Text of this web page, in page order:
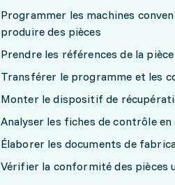
Programmer les machines
produire des pièces
Prendre les références de la
Transférer le programme et les
Monter le dispositif de
Analyser les fiches de contrôle
Élaborer les documents de
Vérifier la conformité des pièces